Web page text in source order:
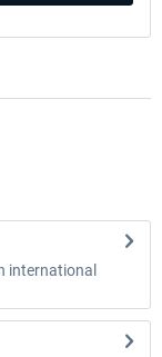
international